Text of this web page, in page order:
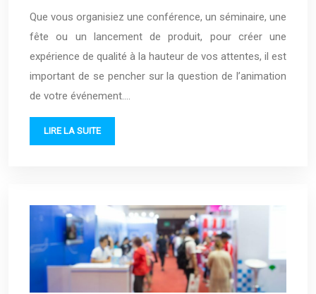
Que vous organisiez une conférence, un séminaire, une
fête ou un lancement de produit, pour créer une
expérience de qualité à la hauteur de vos attentes, il est
important de se pencher sur la question de l’animation
de votre événement….
LIRE LA SUITE